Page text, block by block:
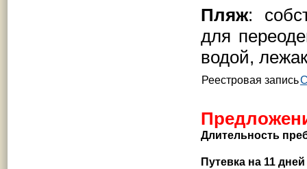
Пляж:
для
водой,
Реестровая запись
Длительность
Путевка на 11 дней